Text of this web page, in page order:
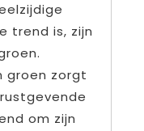
trend is, zijn
groen zorgt
om zijn